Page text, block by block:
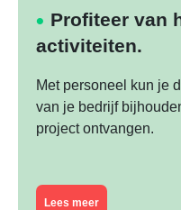
Profiteer van
activiteiten.
Met personeel kun je
van je bedrijf
project ontvangen.
Lees meer